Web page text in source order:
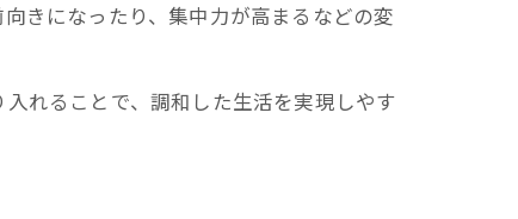
きになったり、集中力が高まるなどの変
れることで、調和した生活を実現しやす